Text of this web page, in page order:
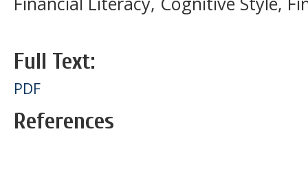
Full Text:
PDF
References